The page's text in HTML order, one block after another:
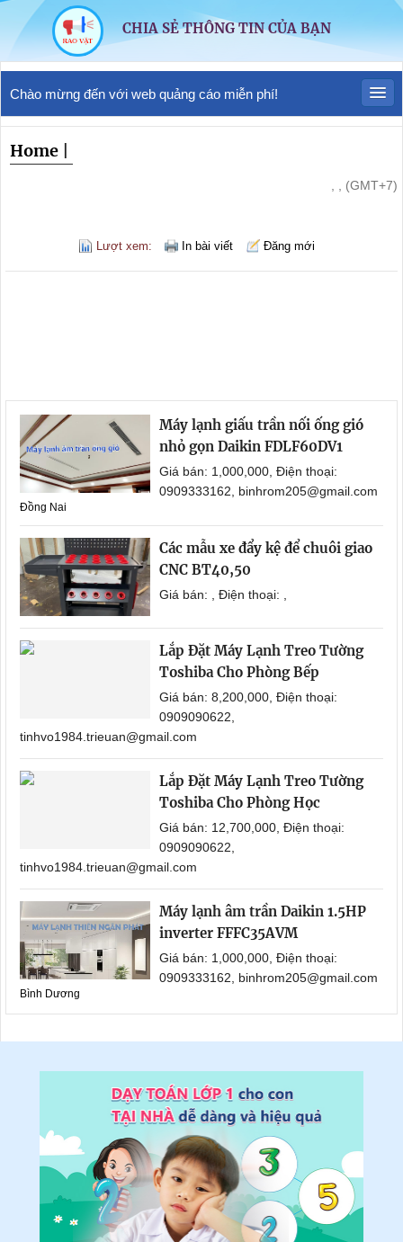
CHIA SẺ THÔNG TIN CỦA BẠN
Chào mừng đến với web quảng cáo miễn phí!
Home
, , (GMT+7)
Lượt xem: In bài viết Đăng mới
Máy lạnh giấu trần nối ống gió
nhỏ gọn Daikin FDLF60DV1
Giá bán: 1,000,000, Điện thoại:
0909333162, binhrom205@gmail.com
Đồng Nai
Các mẫu xe đẩy kệ để chuôi giao
CNC BT40,50
Giá bán: , Điện thoại: ,
Lắp Đặt Máy Lạnh Treo Tường
Toshiba Cho Phòng Bếp
Giá bán: 8,200,000, Điện thoại:
0909090622,
tinhvo1984.trieuan@gmail.com
Lắp Đặt Máy Lạnh Treo Tường
Toshiba Cho Phòng Học
Giá bán: 12,700,000, Điện thoại:
0909090622,
tinhvo1984.trieuan@gmail.com
Máy lạnh âm trần Daikin 1.5HP
inverter FFFC35AVM
Giá bán: 1,000,000, Điện thoại:
0909333162, binhrom205@gmail.com
Bình Dương